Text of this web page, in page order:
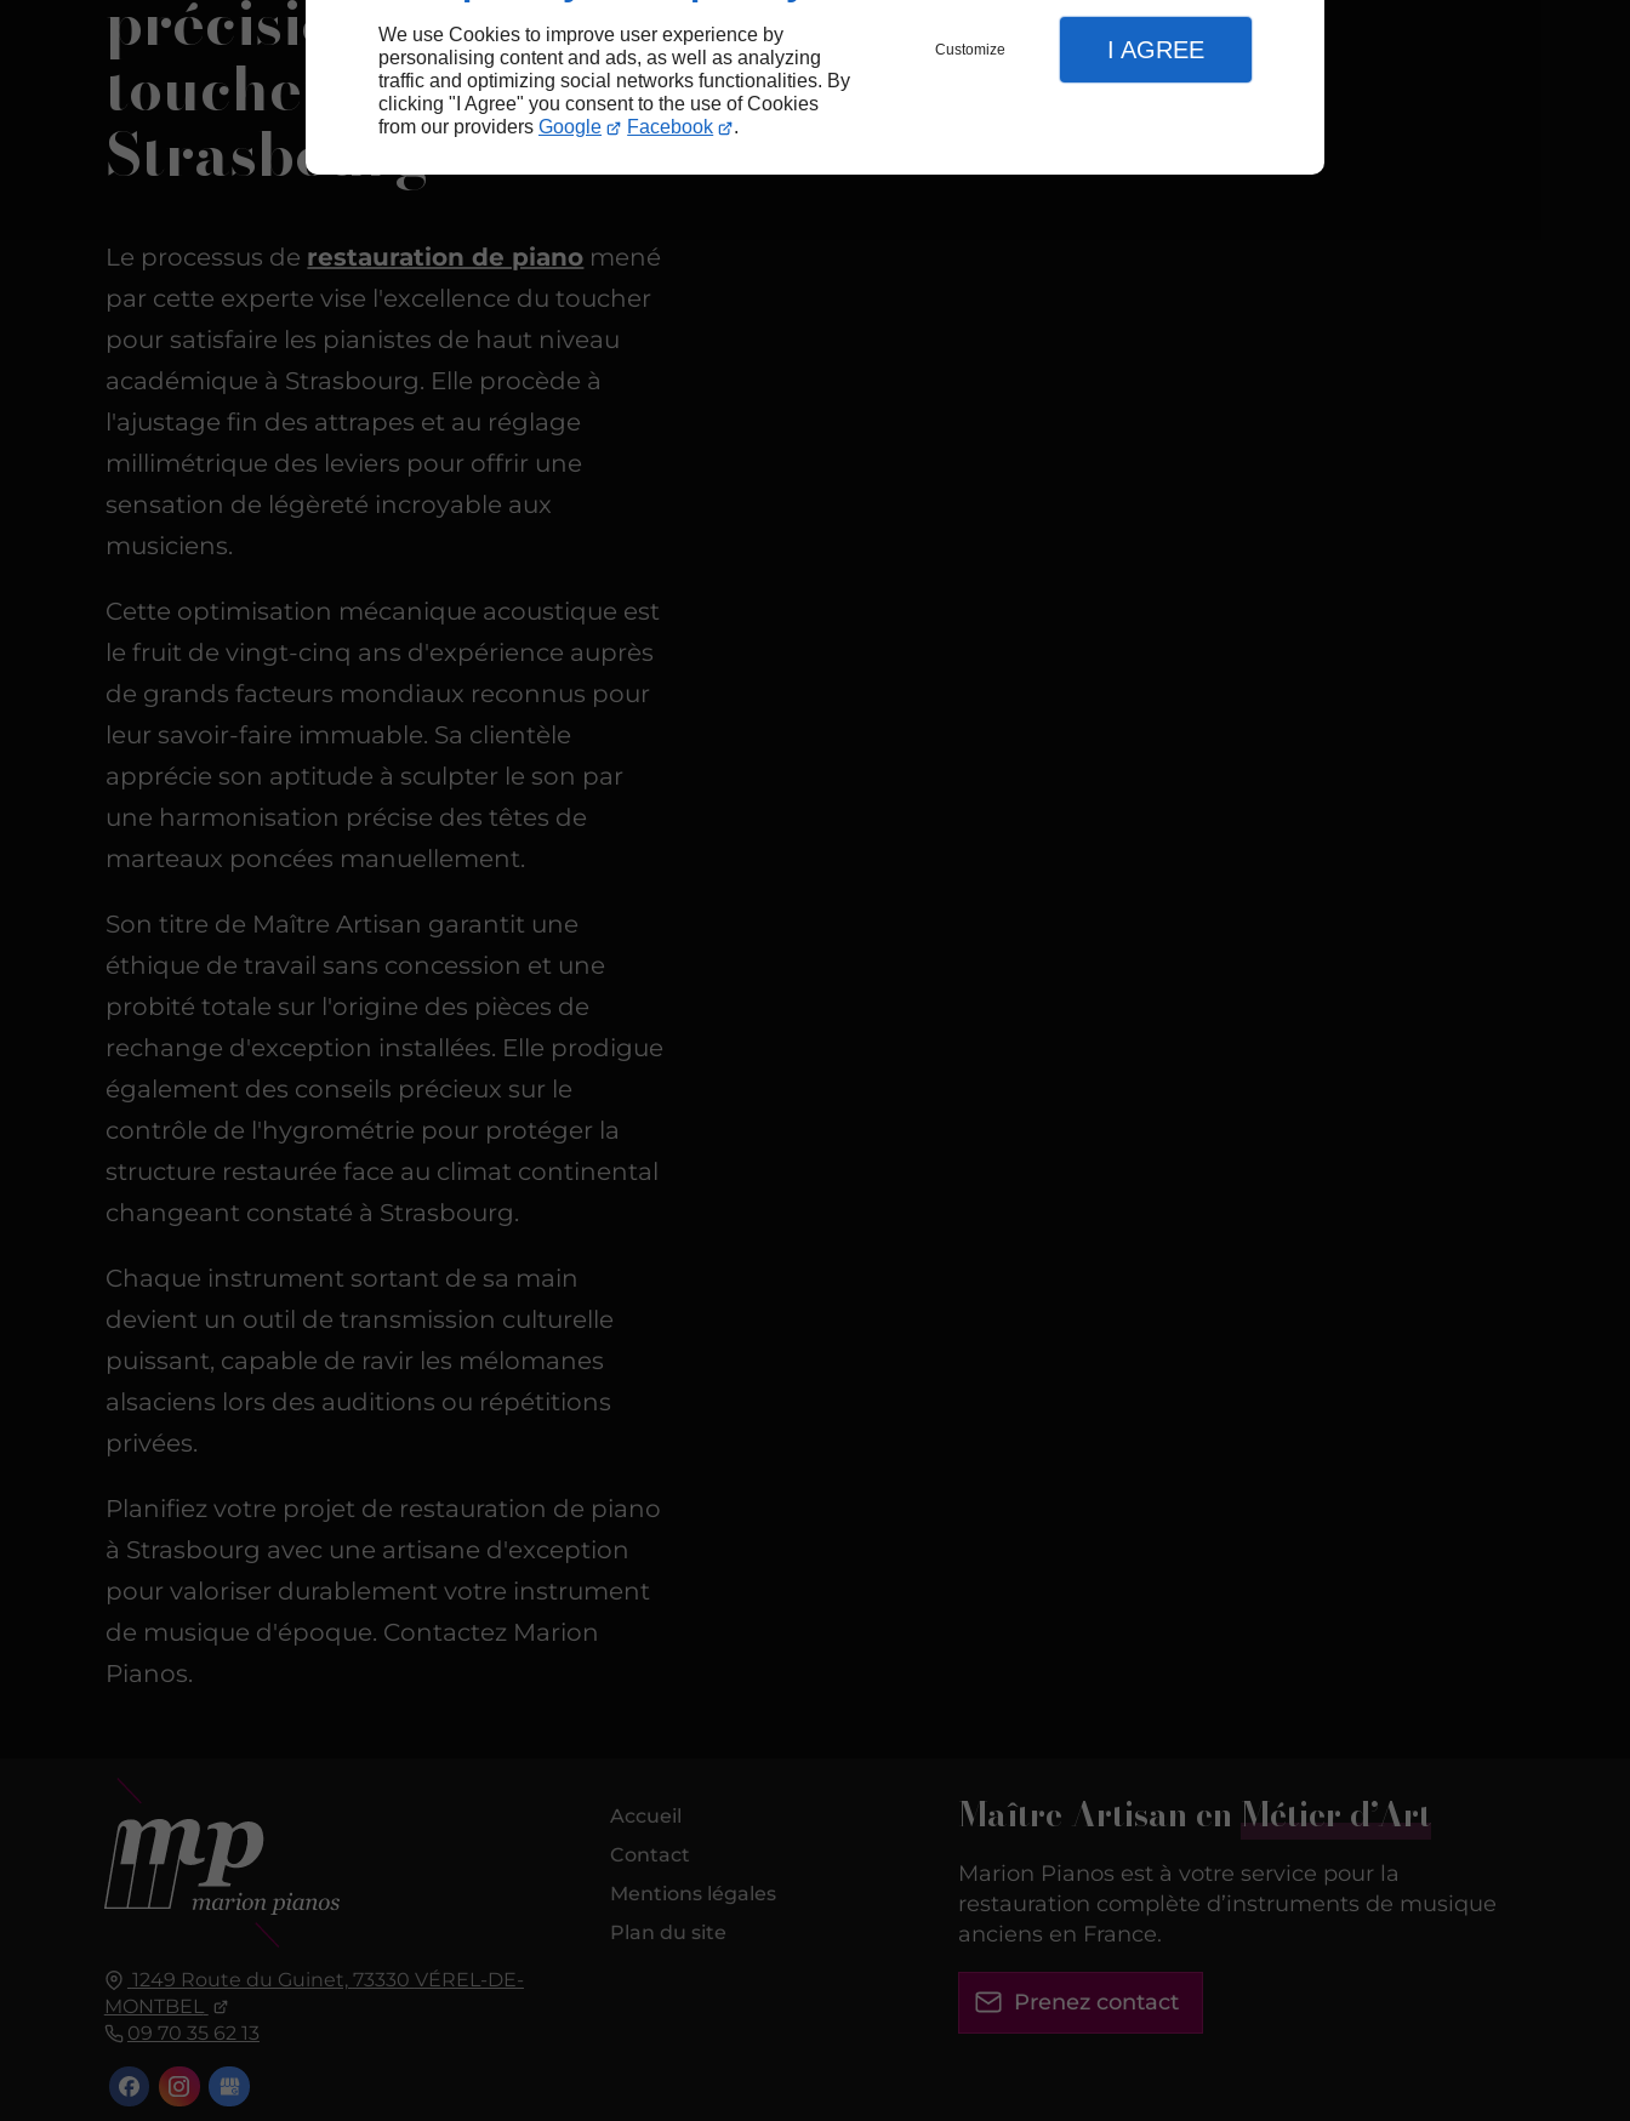
We use Cookies to improve user experience by
personalising content and ads, as well as analyzing
traffic and optimizing social networks functionalities. By
clicking "I Agree" you consent to the use of Cookies
from our providers Google Facebook .
Customize I AGREE
précision du
toucher à
Strasbourg
Le processus de restauration de piano mené
par cette experte vise l'excellence du toucher
pour satisfaire les pianistes de haut niveau
académique à Strasbourg. Elle procède à
l'ajustage fin des attrapes et au réglage
millimétrique des leviers pour offrir une
sensation de légèreté incroyable aux
musiciens.
Cette optimisation mécanique acoustique est
le fruit de vingt-cinq ans d'expérience auprès
de grands facteurs mondiaux reconnus pour
leur savoir-faire immuable. Sa clientèle
apprécie son aptitude à sculpter le son par
une harmonisation précise des têtes de
marteaux poncées manuellement.
Son titre de Maître Artisan garantit une
éthique de travail sans concession et une
probité totale sur l'origine des pièces de
rechange d'exception installées. Elle prodigue
également des conseils précieux sur le
contrôle de l'hygrométrie pour protéger la
structure restaurée face au climat continental
changeant constaté à Strasbourg.
Chaque instrument sortant de sa main
devient un outil de transmission culturelle
puissant, capable de ravir les mélomanes
alsaciens lors des auditions ou répétitions
privées.
Planifiez votre projet de restauration de piano
à Strasbourg avec une artisane d'exception
pour valoriser durablement votre instrument
de musique d'époque. Contactez Marion
Pianos.
1249 Route du Guinet, 73330 VÉREL-DE-
MONTBEL
09 70 35 62 13
Accueil
Contact
Mentions légales
Plan du site
Maître Artisan en Métier d’Art
Marion Pianos est à votre service pour la
restauration complète d’instruments de musique
anciens en France.
Prenez contact